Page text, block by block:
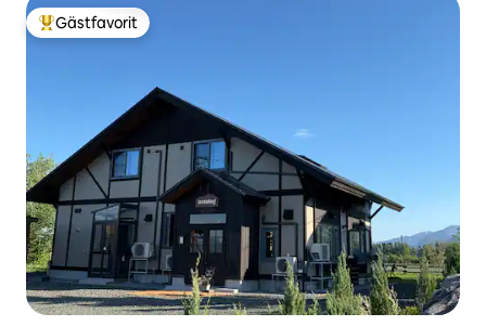
Populär gästfavorit
Gästfavorit